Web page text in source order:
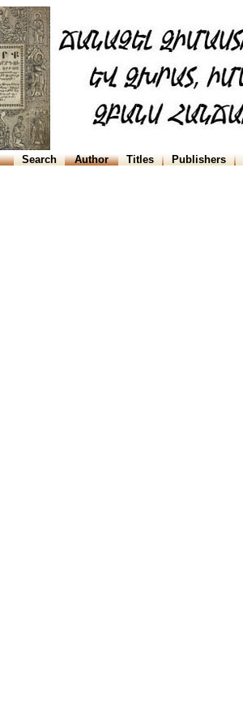
Search Author Titles Publishers